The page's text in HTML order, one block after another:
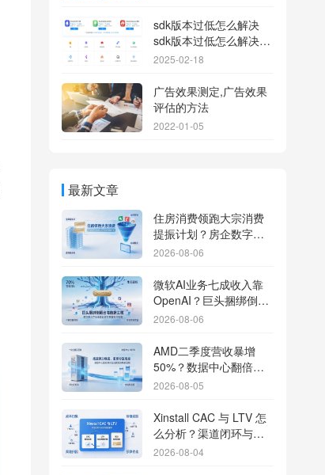
sdk版本过低怎么解决
sdk版本过低怎么解决华
为
2025-02-18
广告效果测定,广告效果
评估的方法
2022-01-05
最新文章
住房消费领跑大宗消费
提振计划？房企数字化
转型加速线下场景智能
2026-08-06
微软AI业务七成收入靠
OpenAI？巨头捆绑倒逼
出海App独立追踪全渠道
2026-08-06
AMD二季度营收暴增
50%？数据中心翻倍增
长驱动跨端分发新底座
2026-08-05
Xinstall CAC 与 LTV 怎
么分析？渠道闭环与投
放回报解析
2026-08-04